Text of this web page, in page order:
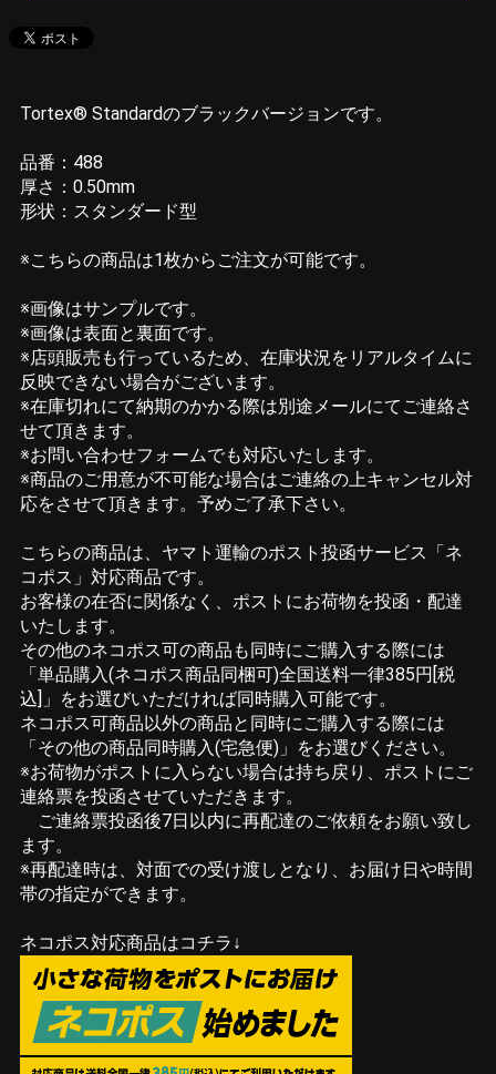
Tortex® Standardのブラックバージョンです。
品番：488
厚さ：0.50mm
形状：スタンダード型
※こちらの商品は1枚からご注文が可能です。
※画像はサンプルです。
※画像は表面と裏面です。
※店頭販売も行っているため、在庫状況をリアルタイムに
反映できない場合がございます。
※在庫切れにて納期のかかる際は別途メールにてご連絡さ
せて頂きます。
※お問い合わせフォームでも対応いたします。
※商品のご用意が不可能な場合はご連絡の上キャンセル対
応をさせて頂きます。予めご了承下さい。
こちらの商品は、ヤマト運輸のポスト投函サービス「ネ
コポス」対応商品です。
お客様の在否に関係なく、ポストにお荷物を投函・配達
いたします。
その他のネコポス可の商品も同時にご購入する際には
「単品購入(ネコポス商品同梱可)全国送料一律385円[税
込]」をお選びいただければ同時購入可能です。
ネコポス可商品以外の商品と同時にご購入する際には
「その他の商品同時購入(宅急便)」をお選びください。
※お荷物がポストに入らない場合は持ち戻り、ポストにご
連絡票を投函させていただきます。
ご連絡票投函後7日以内に再配達のご依頼をお願い致し
ます。
※再配達時は、対面での受け渡しとなり、お届け日や時間
帯の指定ができます。
ネコポス対応商品はコチラ↓